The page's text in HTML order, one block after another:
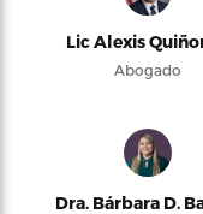
Lic Alexis
Abogado
Dra. Bárbara D.